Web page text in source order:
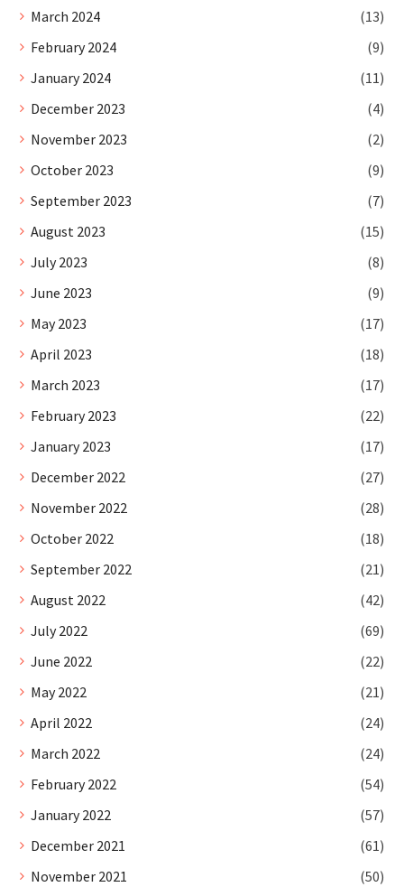
March 2024
(13)
February 2024
(9)
January 2024
(11)
December 2023
(4)
November 2023
(2)
October 2023
(9)
September 2023
(7)
August 2023
(15)
July 2023
(8)
June 2023
(9)
May 2023
(17)
April 2023
(18)
March 2023
(17)
February 2023
(22)
January 2023
(17)
December 2022
(27)
November 2022
(28)
October 2022
(18)
September 2022
(21)
August 2022
(42)
July 2022
(69)
June 2022
(22)
May 2022
(21)
April 2022
(24)
March 2022
(24)
February 2022
(54)
January 2022
(57)
December 2021
(61)
November 2021
(50)